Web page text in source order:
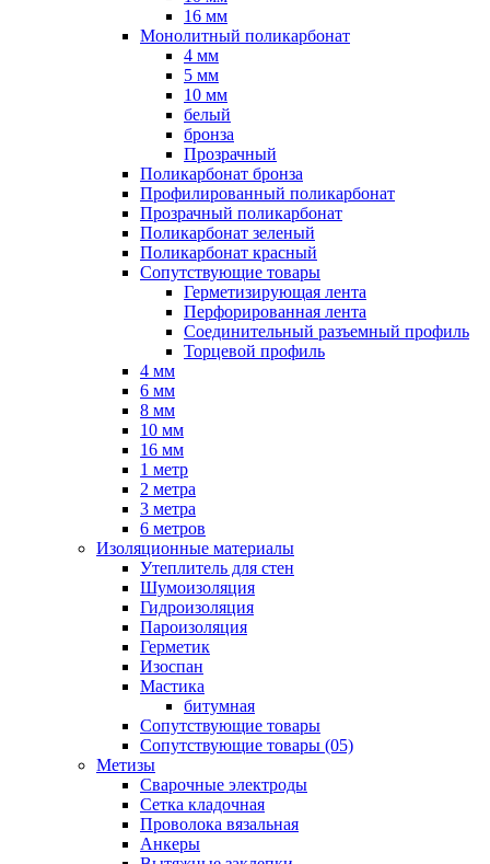
16 мм
Монолитный поликарбонат
4 мм
5 мм
10 мм
белый
бронза
Прозрачный
Поликарбонат бронза
Профилированный поликарбонат
Прозрачный поликарбонат
Поликарбонат зеленый
Поликарбонат красный
Сопутствующие товары
Герметизирующая лента
Перфорированная лента
Соединительный разъемный профиль
Торцевой профиль
4 мм
6 мм
8 мм
10 мм
16 мм
1 метр
2 метра
3 метра
6 метров
Изоляционные материалы
Утеплитель для стен
Шумоизоляция
Гидроизоляция
Пароизоляция
Герметик
Изоспан
Мастика
битумная
Сопутствующие товары
Сопутствующие товары (05)
Метизы
Сварочные электроды
Сетка кладочная
Проволока вязальная
Анкеры